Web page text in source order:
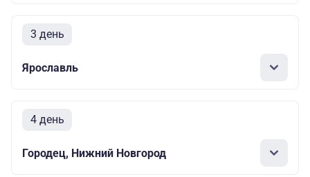
3 день
Ярославль
4 день
Городец, Нижний Новгород